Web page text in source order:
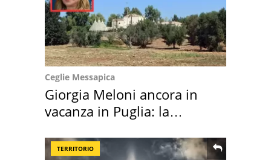
Ceglie Messapica
Giorgia Meloni ancora in
vacanza in Puglia: la
TERRITORIO